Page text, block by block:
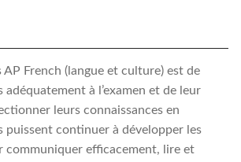
AP French (langue et culture) est de
adéquatement à l’examen et de leur
leurs connaissances en
puissent continuer à développer les
communiquer efficacement, lire et